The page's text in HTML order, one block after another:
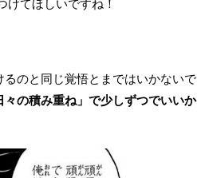
けてほしいですね！
のと同じ覚悟とまではいかないで
々の積み重ね」で少しずつでいいか